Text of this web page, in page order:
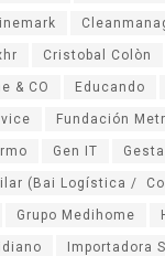
Cristobal Colòn
& CO Educando
Fundación
Gen IT
(Bai Logística /
Grupo Medihome
Importadora